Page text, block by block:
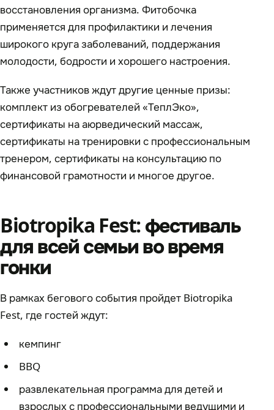
восстановления организма. Фитобочка
применяется для профилактики и лечения
широкого круга заболеваний, поддержания
молодости, бодрости и хорошего настроения.
Также участников ждут другие ценные призы:
комплект из обогревателей «ТеплЭко»,
сертификаты на аюрведический массаж,
сертификаты на тренировки с профессиональным
тренером, сертификаты на консультацию по
финансовой грамотности и многое другое.
Biotropika Fest: фестиваль
для всей семьи во время
гонки
В рамках бегового события пройдет Biotropika
Fest, где гостей ждут:
кемпинг
BBQ
развлекательная программа для детей и
взрослых с профессиональными ведущими и